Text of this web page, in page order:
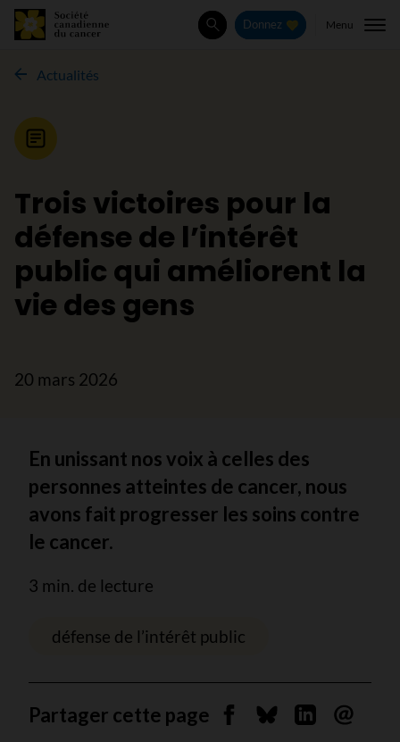
Rechercher
Donnez Menu
Actualités
Nouvelle
Trois victoires pour la
défense de l’intérêt
public qui améliorent la
vie des gens
20 mars 2026
En unissant nos voix à celles des
personnes atteintes de cancer, nous
avons fait progresser les soins contre
le cancer.
3 min. de lecture
défense de l’intérêt public
Partager cette page Partager sur Facebook
Partager sur
Partager sur